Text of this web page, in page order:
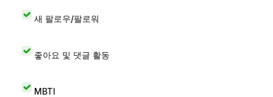
새 팔로우/팔로워
좋아요 및 댓글 활동
MBTI